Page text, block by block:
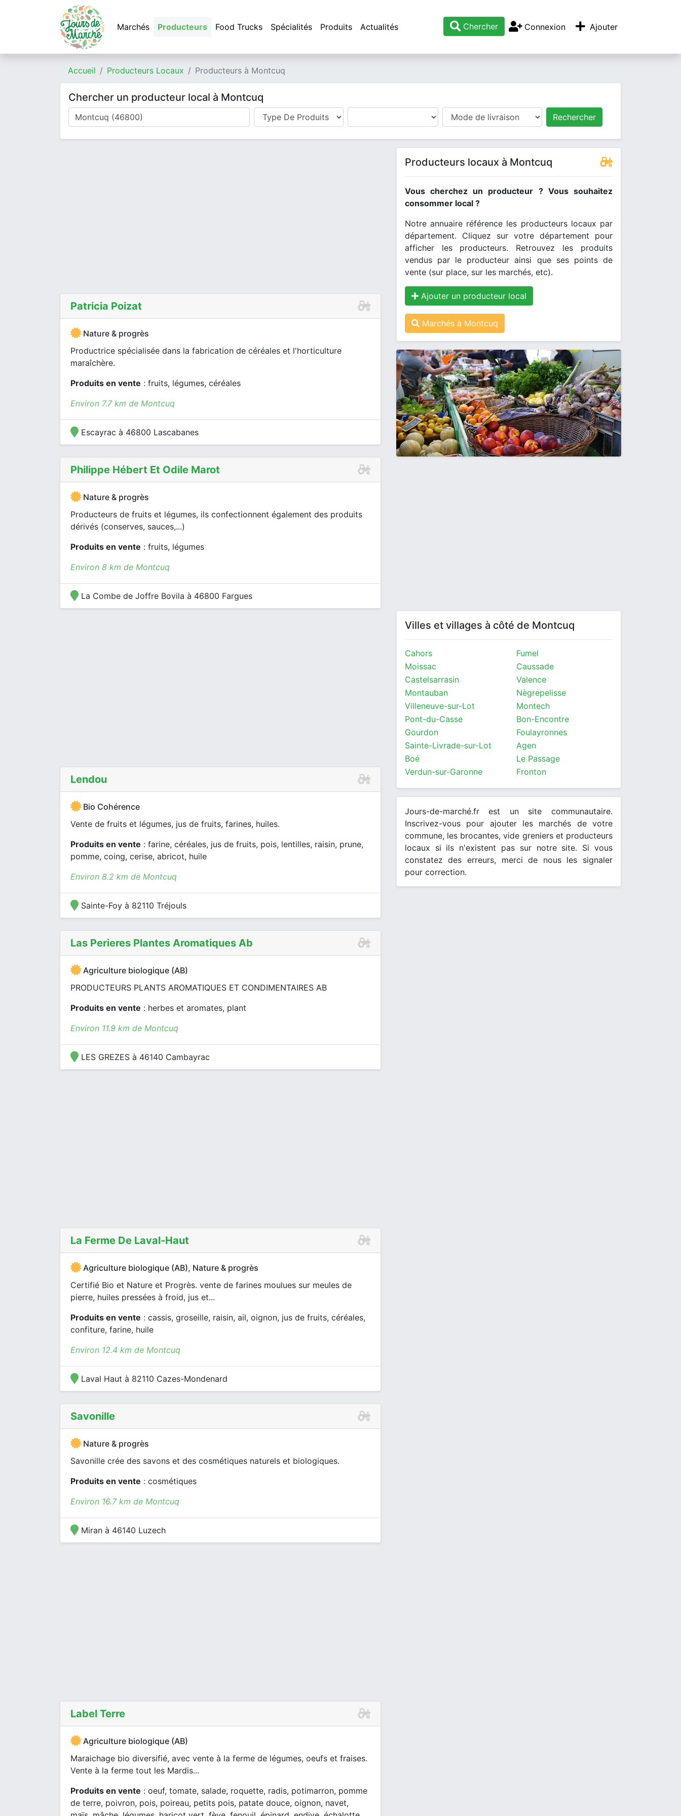
Marchés Producteurs Food Trucks Spécialités Produits Actualités Chercher Connexion Ajouter
Accueil Producteurs Locaux Producteurs à Montcuq
Chercher un producteur local à Montcuq
Où cherchez-vous un producteur ?
Type de produits
Produits
Mode de livraison Rechercher
Patricia Poizat
Nature & progrès
Productrice spécialisée dans la fabrication de céréales et l'horticulture
maraîchère.
Produits en vente : fruits, légumes, céréales
Environ 7.7 km de Montcuq
Escayrac à 46800 Lascabanes
Philippe Hébert Et Odile Marot
Nature & progrès
Producteurs de fruits et légumes, ils confectionnent également des produits
dérivés (conserves, sauces,...)
Produits en vente : fruits, légumes
Environ 8 km de Montcuq
La Combe de Joffre Bovila à 46800 Fargues
Lendou
Bio Cohérence
Vente de fruits et légumes, jus de fruits, farines, huiles.
Produits en vente : farine, céréales, jus de fruits, pois, lentilles, raisin, prune,
pomme, coing, cerise, abricot, huile
Environ 8.2 km de Montcuq
Sainte-Foy à 82110 Tréjouls
Las Perieres Plantes Aromatiques Ab
Agriculture biologique (AB)
PRODUCTEURS PLANTS AROMATIQUES ET CONDIMENTAIRES AB
Produits en vente : herbes et aromates, plant
Environ 11.9 km de Montcuq
LES GREZES à 46140 Cambayrac
La Ferme De Laval-Haut
Agriculture biologique (AB), Nature & progrès
Certifié Bio et Nature et Progrès. vente de farines moulues sur meules de
pierre, huiles pressées à froid, jus et...
Produits en vente : cassis, groseille, raisin, ail, oignon, jus de fruits, céréales,
confiture, farine, huile
Environ 12.4 km de Montcuq
Laval Haut à 82110 Cazes-Mondenard
Savonille
Nature & progrès
Savonille crée des savons et des cosmétiques naturels et biologiques.
Produits en vente : cosmétiques
Environ 16.7 km de Montcuq
Miran à 46140 Luzech
Label Terre
Agriculture biologique (AB)
Maraichage bio diversifié, avec vente à la ferme de légumes, oeufs et fraises.
Vente à la ferme tout les Mardis...
Produits en vente : oeuf, tomate, salade, roquette, radis, potimarron, pomme
de terre, poivron, pois, poireau, petits pois, patate douce, oignon, navet,
Producteurs locaux à Montcuq
Vous cherchez un producteur ? Vous souhaitez
consommer local ?
Notre annuaire référence les producteurs locaux par
département. Cliquez sur votre département pour
afficher les producteurs. Retrouvez les produits
vendus par le producteur ainsi que ses points de
vente (sur place, sur les marchés, etc).
Ajouter un producteur local
Marchés à Montcuq
Villes et villages à côté de Montcuq
Cahors
Fumel
Moissac
Caussade
Castelsarrasin
Valence
Montauban
Nègrepelisse
Villeneuve-sur-Lot
Montech
Pont-du-Casse
Bon-Encontre
Gourdon
Foulayronnes
Sainte-Livrade-sur-Lot
Agen
Boé
Le Passage
Verdun-sur-Garonne
Fronton
Jours-de-marché.fr est un site communautaire.
Inscrivez-vous pour ajouter les marchés de votre
commune, les brocantes, vide greniers et producteurs
locaux si ils n'existent pas sur notre site. Si vous
constatez des erreurs, merci de nous les signaler
pour correction.